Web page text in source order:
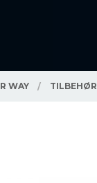
WAY TILBEHØR